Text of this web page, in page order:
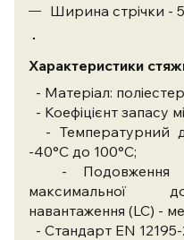
Ширина стрічки -
Характеристики
- Матеріал:
- Коефіцієнт запасу
- Температурний
-40°С до 100°С;
- Подовження
максимальної
навантаження (LC) -
- Стандарт EN 12195-